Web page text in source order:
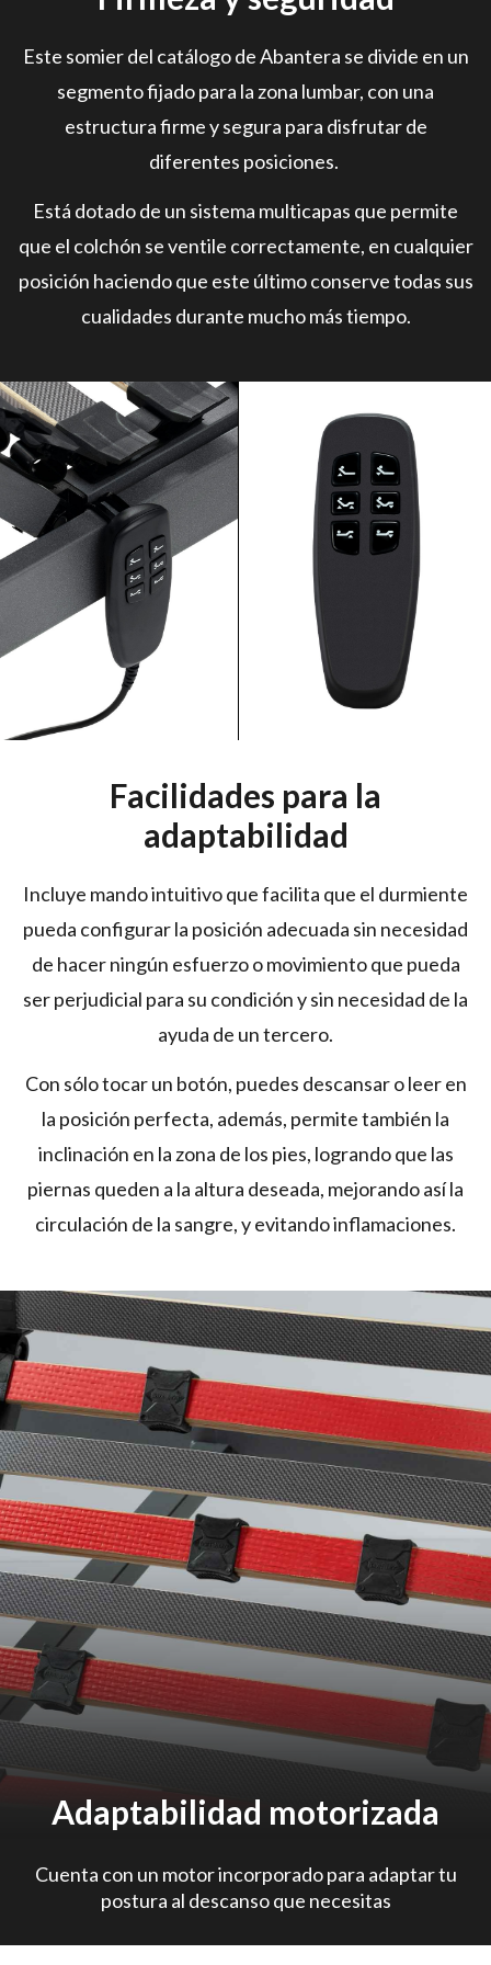
Este somier del catálogo de Abantera se divide en un
segmento fijado para la zona lumbar, con una
estructura firme y segura para disfrutar de
diferentes posiciones.
Está dotado de un sistema multicapas que permite
que el colchón se ventile correctamente, en cualquier
posición haciendo que este último conserve todas sus
cualidades durante mucho más tiempo.
Facilidades para la
adaptabilidad
Incluye mando intuitivo que facilita que el durmiente
pueda configurar la posición adecuada sin necesidad
de hacer ningún esfuerzo o movimiento que pueda
ser perjudicial para su condición y sin necesidad de la
ayuda de un tercero.
Con sólo tocar un botón, puedes descansar o leer en
la posición perfecta, además, permite también la
inclinación en la zona de los pies, logrando que las
piernas queden a la altura deseada, mejorando así la
circulación de la sangre, y evitando inflamaciones.
Adaptabilidad motorizada
Cuenta con un motor incorporado para adaptar tu
postura al descanso que necesitas